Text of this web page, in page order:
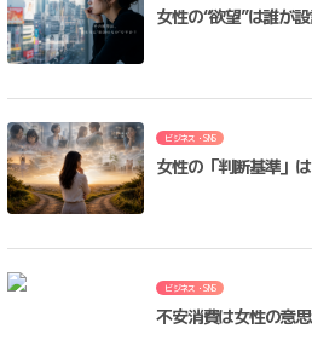
女性の“欲望”は誰が
ビジネス・SNS
女性の「判断基準」
ビジネス・SNS
不安消費は女性の意